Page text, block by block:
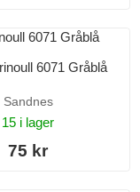
6071 Gråblå
Sandnes
15 i lager
75 kr